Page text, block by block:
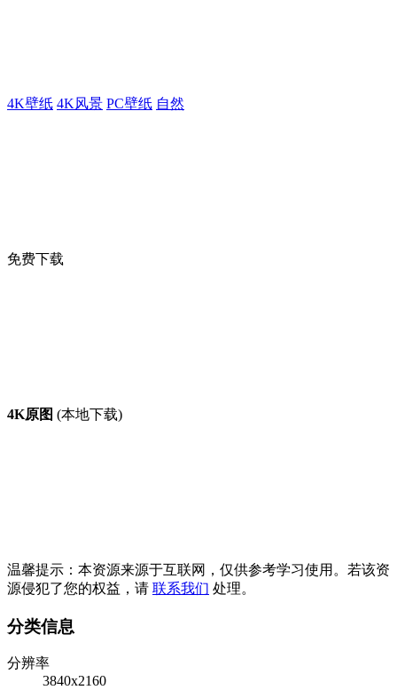
4K壁纸 4K风景 PC壁纸 自然
免费下载
4K原图 (本地下载)
温馨提示：本资源来源于互联网，仅供参考学习使用。若该资
源侵犯了您的权益，请 联系我们 处理。
分类信息
分辨率
3840x2160